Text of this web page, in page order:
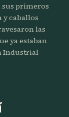
sus primeros
y caballos
las
ya estaban
Industrial